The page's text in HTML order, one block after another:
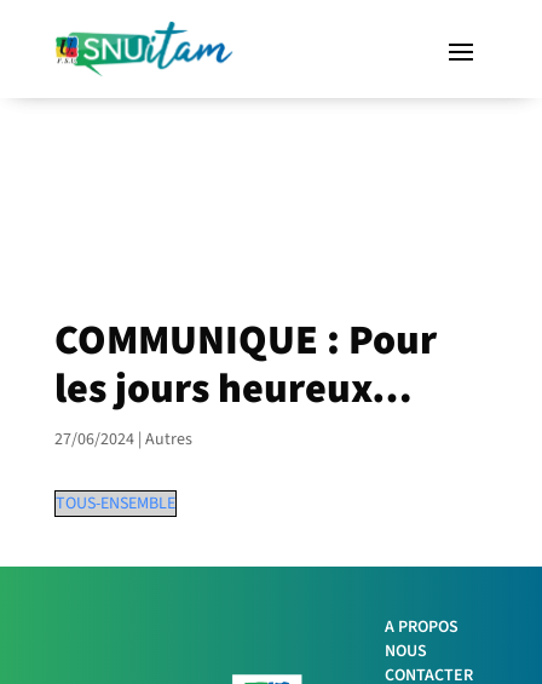
COMMUNIQUE : Pour
les jours heureux…
27/06/2024| Autres
TOUS-ENSEMBLE
A PROPOS
NOUS
CONTACTER